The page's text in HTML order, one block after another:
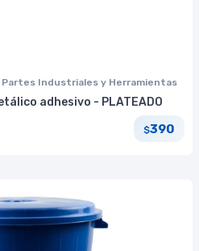
Partes Industriales y Herramientas
adhesivo - PLATEADO
$390